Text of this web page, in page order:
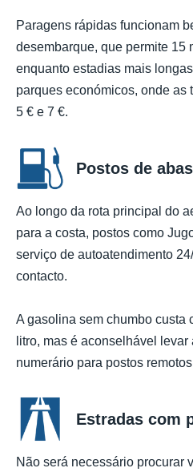
Paragens rápidas funcionam
desembarque, que permite 15
enquanto estadias mais
parques económicos, onde as
5 € e 7 €.
Postos de
Ao longo da rota principal do
para a costa, postos como
serviço de autoatendimento
contacto.
A gasolina sem chumbo custa
litro, mas é aconselhável
numerário para postos
Estradas com
Não será necessário procurar